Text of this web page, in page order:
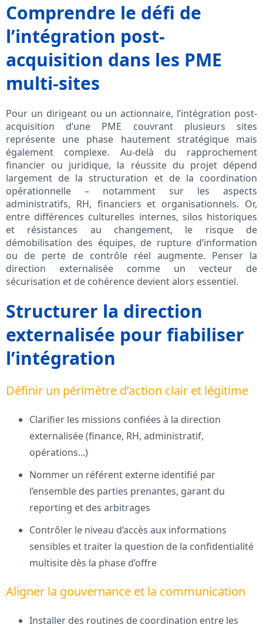
Comprendre le défi de
l’intégration post-
acquisition dans les PME
multi-sites
Pour un dirigeant ou un actionnaire, l’intégration post-
acquisition d’une PME couvrant plusieurs sites
représente une phase hautement stratégique mais
également complexe. Au-delà du rapprochement
financier ou juridique, la réussite du projet dépend
largement de la structuration et de la coordination
opérationnelle – notamment sur les aspects
administratifs, RH, financiers et organisationnels. Or,
entre différences culturelles internes, silos historiques
et résistances au changement, le risque de
démobilisation des équipes, de rupture d’information
ou de perte de contrôle réel augmente. Penser la
direction externalisée comme un vecteur de
sécurisation et de cohérence devient alors essentiel.
Structurer la direction
externalisée pour fiabiliser
l’intégration
Définir un périmètre d’action clair et légitime
Clarifier les missions confiées à la direction
externalisée (finance, RH, administratif,
opérations...)
Nommer un référent externe identifié par
l’ensemble des parties prenantes, garant du
reporting et des arbitrages
Contrôler le niveau d’accès aux informations
sensibles et traiter la question de la confidentialité
multisite dès la phase d’offre
Aligner la gouvernance et la communication
Installer des routines de coordination entre les